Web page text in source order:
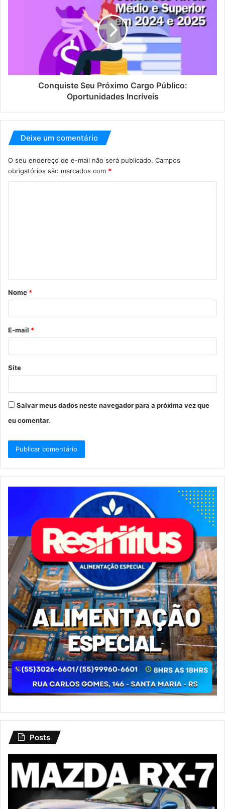
Conquiste Seu Próximo Cargo Público:
Oportunidades Incríveis
Deixe um comentário
O seu endereço de e-mail não será publicado. Campos
obrigatórios são marcados com *
Nome *
E-mail *
Site
Salvar meus dados neste navegador para a próxima vez que
eu comentar.
Posts